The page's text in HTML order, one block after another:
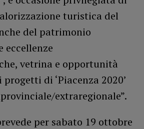
turistica del
del patrimonio
eccellenze
vetrina e opportunità
di ‘Piacenza 2020’
extraregionale”.
per sabato 19 ottobre